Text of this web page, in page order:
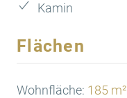
Kamin
Flächen
Wohnfläche: 185 m²